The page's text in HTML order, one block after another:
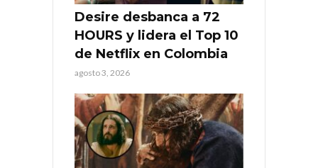
Desire desbanca a 72
HOURS y lidera el Top 10
de Netflix en Colombia
agosto 3, 2026